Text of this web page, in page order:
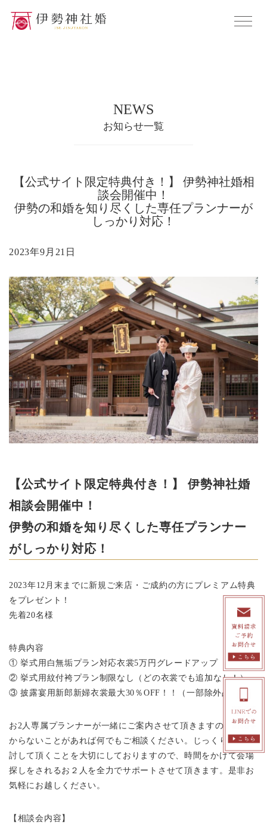
NEWS
お知らせ一覧
【公式サイト限定特典付き！】 伊勢神社婚相
談会開催中！
伊勢の和婚を知り尽くした専任プランナーが
しっかり対応！
2023年9月21日
【公式サイト限定特典付き！】 伊勢神社婚
相談会開催中！
伊勢の和婚を知り尽くした専任プランナー
がしっかり対応！
2023年12月末までに新規ご来店・ご成約の方にプレミアム特典
をプレゼント！
先着20名様
特典内容
① 挙式用白無垢プラン対応衣裳5万円グレードアップ
② 挙式用紋付袴プラン制限なし（どの衣裳でも追加なし！）
③ 披露宴用新郎新婦衣裳最大30％OFF！！（一部除外品あり）
お2人専属プランナーが一緒にご案内させて頂きますので、わ
からないことがあれば何でもご相談ください。じっくり比較検
討して頂くことを大切にしておりますので、時間をかけて会場
探しをされるお２人を全力でサポートさせて頂きます。是非お
気軽にお越しください。
【相談会内容】